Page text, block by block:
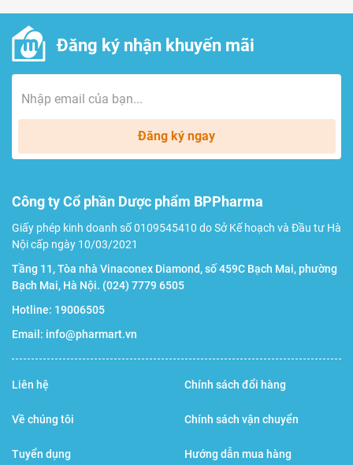
Lưu ý
Sản phẩm không phải là thuốc, không có tác dụng
thay thế thuốc chữa bệnh.
Không dùng cho người dưới 18 tuổi, phụ nữ có thai,
phụ nữ trong thời kỳ kinh nguyệt, người đang bị chảy
cơn cao huyết áp.
Không sử dụng đối với những người mẫn cảm, dị ứng
với bất kỳ thành phần nào của sản phẩm.
Đọc kỹ hướng dẫn sử dụng trước khi dùng.
Bảo quản
dụng xong, bảo quản nơi khô ráo, thoáng mát.
Nhà sản xuất
Sunsho Pharmaceticar co.,Ltd yodabashi Factory
Đăng ký nhận khuyến mãi
Đăng ký ngay
Công ty Cổ phần Dược phẩm BPPharma
Giấy phép kinh doanh số 0109545410 do Sở Kế hoạch và Đầu tư Hà
Nội cấp ngày 10/03/2021
Tầng 11, Tòa nhà Vinaconex Diamond, số 459C Bạch Mai, phường
Bạch Mai, Hà Nội. (024) 7779 6505
Hotline: 19006505
Email: info@pharmart.vn
Liên hệ
Về chúng tôi
Tuyển dụng
Chính sách đổi hàng
Chính sách vận chuyển
Hướng dẫn mua hàng